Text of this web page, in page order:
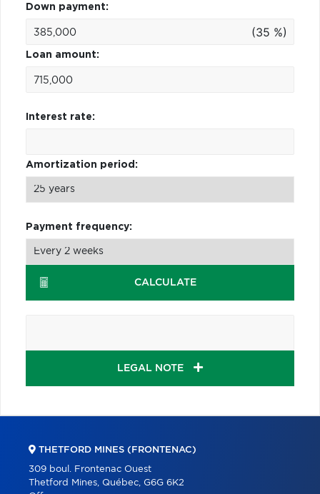
Down payment:
(35 %)
Loan amount:
Interest rate:
Amortization period:
Payment frequency:
CALCULATE
LEGAL NOTE
THETFORD MINES (FRONTENAC)
309 boul. Frontenac Ouest
Thetford Mines, Québec, G6G 6K2